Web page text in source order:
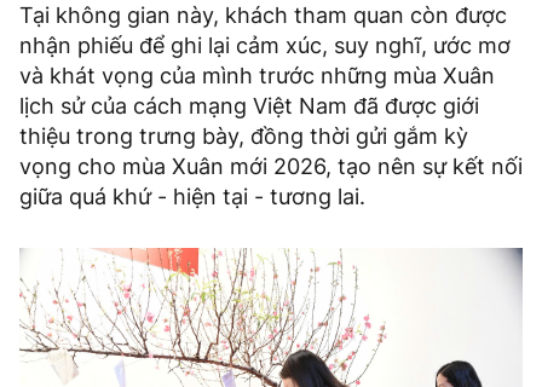
Tại không gian này, khách tham quan còn được
nhận phiếu để ghi lại cảm xúc, suy nghĩ, ước mơ
và khát vọng của mình trước những mùa Xuân
lịch sử của cách mạng Việt Nam đã được giới
thiệu trong trưng bày, đồng thời gửi gắm kỳ
vọng cho mùa Xuân mới 2026, tạo nên sự kết nối
giữa quá khứ - hiện tại - tương lai.